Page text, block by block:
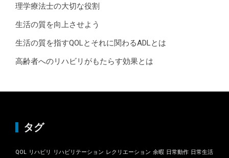
理学療法士の大切な役割
生活の質を向上させよう
生活の質を指すQOLとそれに関わるADLとは
高齢者へのリハビリがもたらす効果とは
タグ
QOL リハビリ リハビリテーション レクリエーション 余暇 日常動作 日常生活